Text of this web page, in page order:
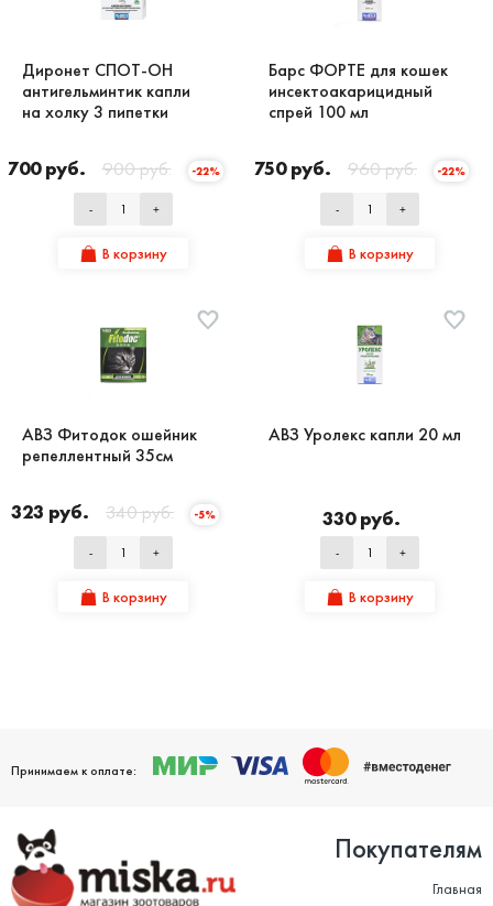
Диронет СПОТ-ОН
антигельминтик капли
на холку 3 пипетки
700 руб. 900 руб. -22%
- +
В корзину
Барс ФОРТЕ для кошек
инсектоакарицидный
спрей 100 мл
750 руб. 960 руб. -22%
- +
В корзину
АВЗ Фитодок ошейник
репеллентный 35см
323 руб. 340 руб. -5%
- +
В корзину
АВЗ Уролекс капли 20 мл
330 руб.
- +
В корзину
Принимаем к оплате:
Покупателям
Главная